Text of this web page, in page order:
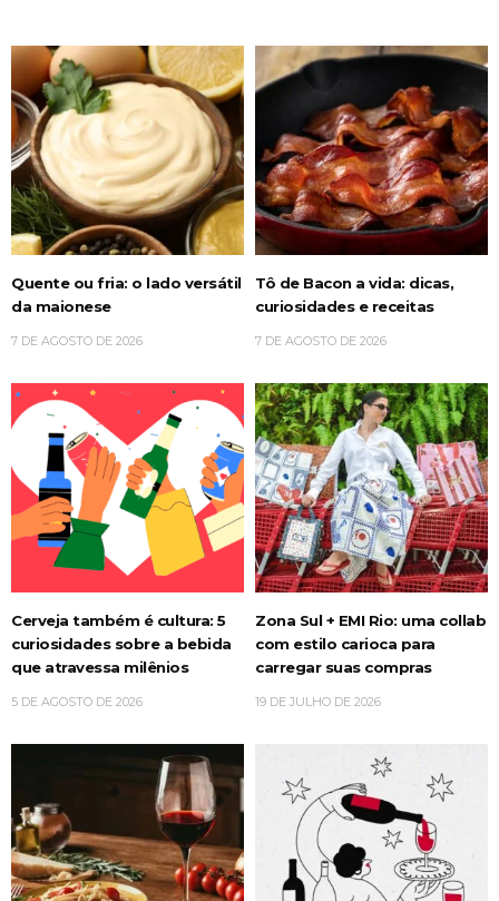
Quente ou fria: o lado versátil
da maionese
7 DE AGOSTO DE 2026
Tô de Bacon a vida: dicas,
curiosidades e receitas
7 DE AGOSTO DE 2026
Cerveja também é cultura: 5
curiosidades sobre a bebida
que atravessa milênios
5 DE AGOSTO DE 2026
Zona Sul + EMI Rio: uma collab
com estilo carioca para
carregar suas compras
19 DE JULHO DE 2026